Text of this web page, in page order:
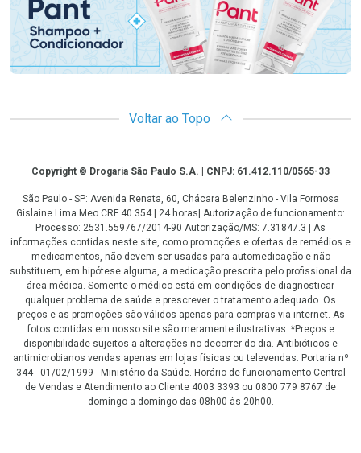
Voltar ao Topo
CopyrightCopyright © Drogaria São Paulo S.A. | CNPJ: 61.412.110/0565-33
São Paulo - SP: Avenida Renata, 60, Chácara Belenzinho - Vila Formosa
Gislaine Lima Meo CRF 40.354 | 24 horas| Autorização de funcionamento:
Processo: 2531.559767/2014-90 Autorização/MS: 7.31847.3 | As
informações contidas neste site, como promoções e ofertas de remédios e
medicamentos, não devem ser usadas para automedicação e não
substituem, em hipótese alguma, a medicação prescrita pelo profissional da
área médica. Somente o médico está em condições de diagnosticar
qualquer problema de saúde e prescrever o tratamento adequado. Os
preços e as promoções são válidos apenas para compras via internet. As
fotos contidas em nosso site são meramente ilustrativas. *Preços e
disponibilidade sujeitos a alterações no decorrer do dia. Antibióticos e
antimicrobianos vendas apenas em lojas físicas ou televendas. Portaria nº
344 - 01/02/1999 - Ministério da Saúde. Horário de funcionamento Central
de Vendas e Atendimento ao Cliente 4003 3393 ou 0800 779 8767 de
domingo a domingo das 08h00 às 20h00.